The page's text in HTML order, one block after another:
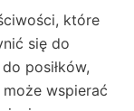
które
się do
posiłków,
wspierać